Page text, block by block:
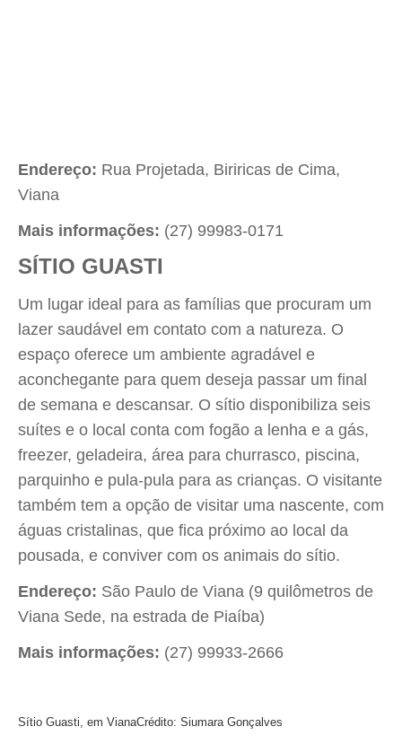
Endereço: Rua Projetada, Biriricas de Cima,
Viana
Mais informações: (27) 99983-0171
SÍTIO GUASTI
Um lugar ideal para as famílias que procuram um
lazer saudável em contato com a natureza. O
espaço oferece um ambiente agradável e
aconchegante para quem deseja passar um final
de semana e descansar. O sítio disponibiliza seis
suítes e o local conta com fogão a lenha e a gás,
freezer, geladeira, área para churrasco, piscina,
parquinho e pula-pula para as crianças. O visitante
também tem a opção de visitar uma nascente, com
águas cristalinas, que fica próximo ao local da
pousada, e conviver com os animais do sítio.
Endereço: São Paulo de Viana (9 quilômetros de
Viana Sede, na estrada de Piaíba)
Mais informações: (27) 99933-2666
Sítio Guasti, em VianaCrédito: Siumara Gonçalves